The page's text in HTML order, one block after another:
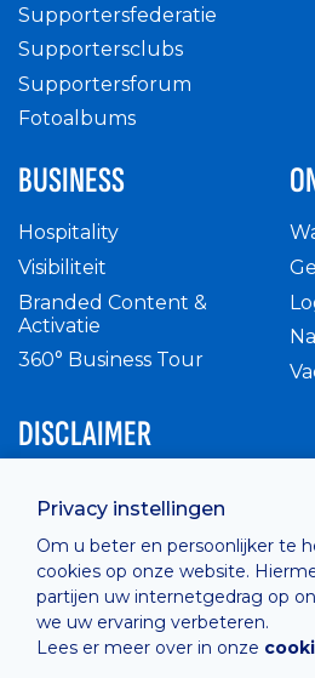
Privacy instellingen
Om u beter en persoonlijker te
cookies op onze website.
partijen uw internetgedrag op
we uw ervaring verbeteren.
Lees er meer over in onze
Supportersfederatie
Supportersclubs
Supportersforum
Fotoalbums
BUSINESS
Hospitality
Visibiliteit
Branded Content &
Activatie
360° Business Tour
DISCLAIMER
Privacy Policy
Cashless
verkoopsvoorwaarden
Cookie Policy